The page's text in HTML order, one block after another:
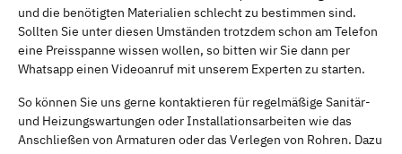
und die benötigten Materialien schlecht zu bestimmen sind.
Sollten Sie unter diesen Umständen trotzdem schon am Telefon
eine Preisspanne wissen wollen, so bitten wir Sie dann per
Whatsapp einen Videoanruf mit unserem Experten zu starten.
So können Sie uns gerne kontaktieren für regelmäßige Sanitär-
und Heizungswartungen oder Installationsarbeiten wie das
Anschließen von Armaturen oder das Verlegen von Rohren. Dazu